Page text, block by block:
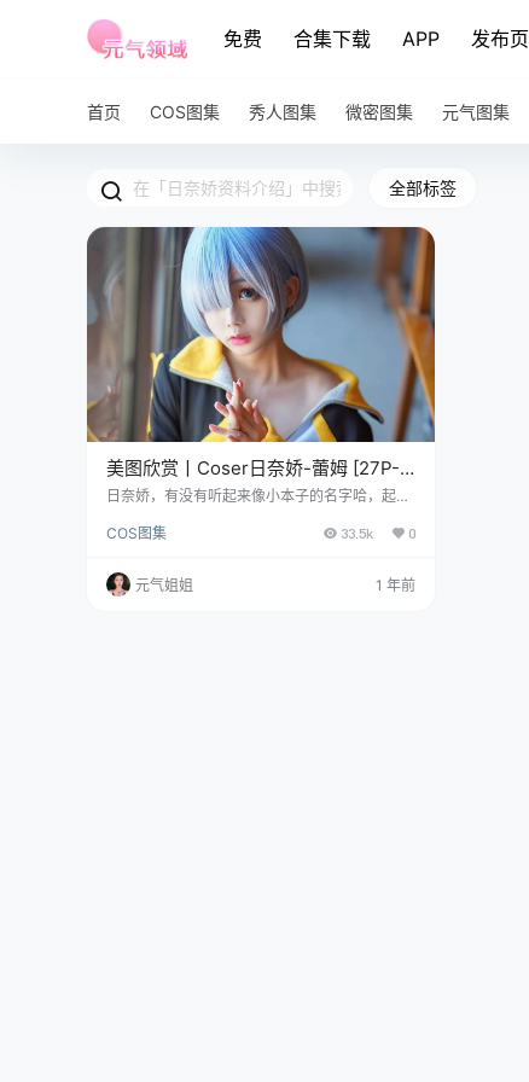
免费 合集下载 APP 发布页
首页 COS图集 秀人图集 微密图集 元气图集
全部标签
美图欣赏丨Coser日奈娇-蕾姆 [27P-
642MB]
日奈娇，有没有听起来像小本子的名字哈，起初
现这位来自中国辽宁的妹子，可真是魅力无限呀
月 1 日，那童颜加上满身的才华，一出现就吸引
了好多人的目光。虽说曾经微博账号被封，但是
COS图集 33.5k 0
元气姐姐 1 年前